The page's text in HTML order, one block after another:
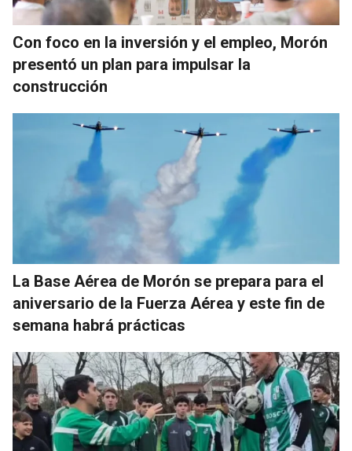
Con foco en la inversión y el empleo, Morón
presentó un plan para impulsar la
construcción
La Base Aérea de Morón se prepara para el
aniversario de la Fuerza Aérea y este fin de
semana habrá prácticas